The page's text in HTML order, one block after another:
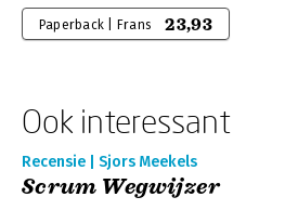
Paperback | Frans 23,93
Ook interessant
Recensie | Sjors Meekels
Scrum Wegwijzer